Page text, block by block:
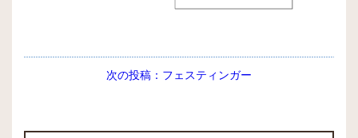
次の投稿： フェスティンガー